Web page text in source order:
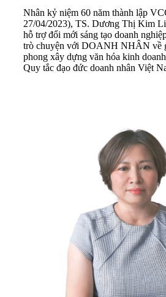
Nhân kỷ niệm 60 năm thành lập
27/04/2023), TS. Dương Thị Kim
hỗ trợ đổi mới sáng tạo doanh
trò chuyện với DOANH NHÂN về
phong xây dựng văn hóa kinh
Quy tắc đạo đức doanh nhân Việt